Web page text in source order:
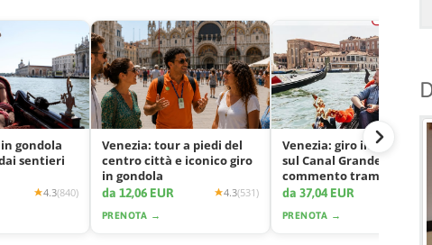
gondola
sentieri
4.3(840)
Venezia: tour a piedi del
centro città e iconico giro
in gondola
da 12,06 EUR 4.3(531)
PRENOTA →
Venezia: giro in gondola
sul Canal Grande con
commento tramite app
da 37,04 EUR
PRENOTA →